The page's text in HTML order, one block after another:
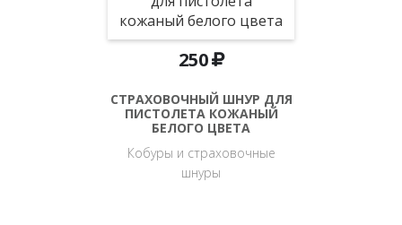
250
СТРАХОВОЧНЫЙ ШНУР ДЛЯ
ПИСТОЛЕТА КОЖАНЫЙ
БЕЛОГО ЦВЕТА
Кобуры и страховочные
шнуры